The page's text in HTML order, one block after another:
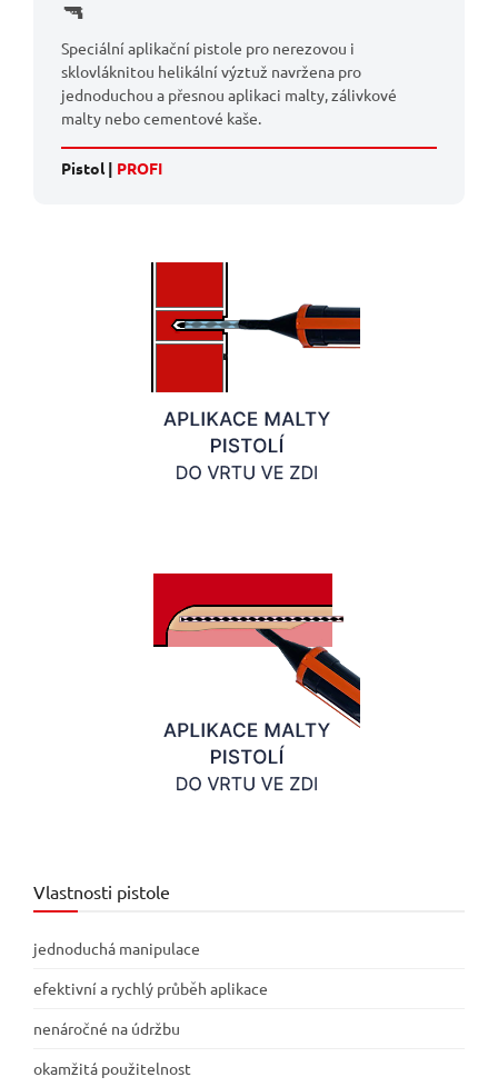
Speciální aplikační pistole pro nerezovou i
sklovláknitou helikální výztuž navržena pro
jednoduchou a přesnou aplikaci malty, zálivkové
malty nebo cementové kaše.
Pistol | PROFI
Vlastnosti pistole
jednoduchá manipulace
efektivní a rychlý průběh aplikace
nenáročné na údržbu
okamžitá použitelnost